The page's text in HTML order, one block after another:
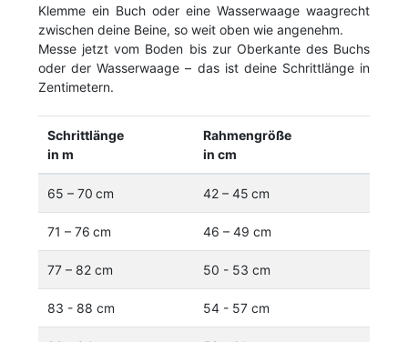
Klemme ein Buch oder eine Wasserwaage waagrecht
zwischen deine Beine, so weit oben wie angenehm.
Messe jetzt vom Boden bis zur Oberkante des Buchs
oder der Wasserwaage – das ist deine Schrittlänge in
Zentimetern.
Schrittlänge
in m
Rahmengröße
in cm
65 – 70 cm 42 – 45 cm
71 – 76 cm 46 – 49 cm
77 – 82 cm 50 - 53 cm
83 - 88 cm 54 - 57 cm